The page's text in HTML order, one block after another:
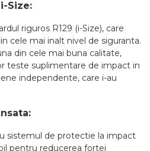
Size:
riguros R129 (i-Size), care
cele mai inalt nivel de siguranta.
din cele mai buna calitate,
teste suplimentare de impact in
independente, care i-au
sistemul de protectie la impact
pentru reducerea fortei